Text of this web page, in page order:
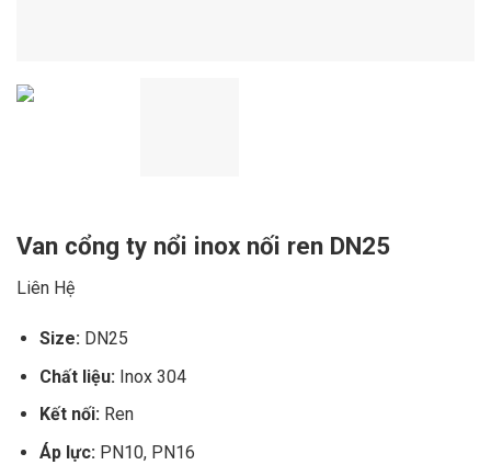
Van cổng ty nổi inox nối ren DN25
Liên Hệ
Size:DN25
Chất liệu:Inox 304
Kết nối: Ren
Áp lực:PN10, PN16